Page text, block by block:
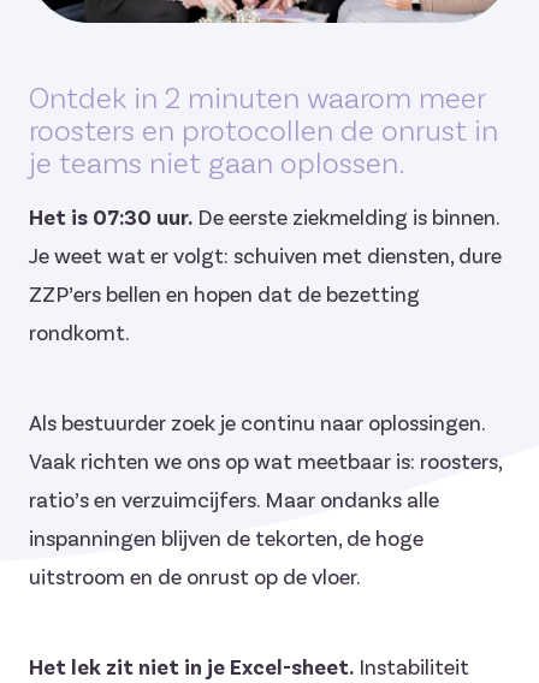
Ontdek in 2 minuten waarom meer
roosters en protocollen de onrust in
je teams niet gaan oplossen.
Het is 07:30 uur. De eerste ziekmelding is binnen.
Je weet wat er volgt: schuiven met diensten, dure
ZZP’ers bellen en hopen dat de bezetting
rondkomt.
Als bestuurder zoek je continu naar oplossingen.
Vaak richten we ons op wat meetbaar is: roosters,
ratio’s en verzuimcijfers. Maar ondanks alle
inspanningen blijven de tekorten, de hoge
uitstroom en de onrust op de vloer.
Het lek zit niet in je Excel-sheet. Instabiliteit